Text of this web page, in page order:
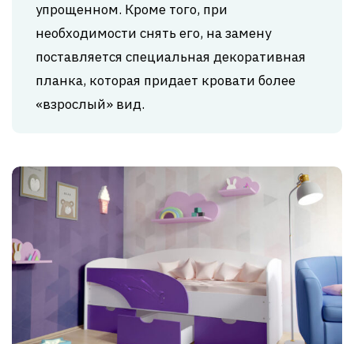
упрощенном. Кроме того, при
необходимости снять его, на замену
поставляется специальная декоративная
планка, которая придает кровати более
«взрослый» вид.